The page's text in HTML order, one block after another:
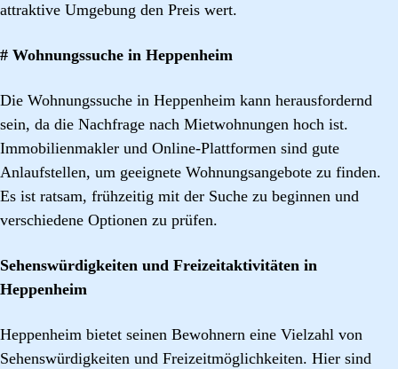
attraktive Umgebung den Preis wert.
# Wohnungssuche in Heppenheim
Die Wohnungssuche in Heppenheim kann herausfordernd
sein, da die Nachfrage nach Mietwohnungen hoch ist.
Immobilienmakler und Online-Plattformen sind gute
Anlaufstellen, um geeignete Wohnungsangebote zu finden.
Es ist ratsam, frühzeitig mit der Suche zu beginnen und
verschiedene Optionen zu prüfen.
Sehenswürdigkeiten und Freizeitaktivitäten in
Heppenheim
Heppenheim bietet seinen Bewohnern eine Vielzahl von
Sehenswürdigkeiten und Freizeitmöglichkeiten. Hier sind